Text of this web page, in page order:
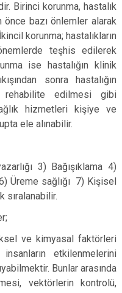
Urla
Bayraklı
Karabağlar
Birinci korunma, hastalık
bazı önlemler alarak
korunma; hastalıkların
teşhis edilerek
ise hastalığın klinik
sonra hastalığın
edilmesi gibi
hizmetleri kişiye ve
ele alınabilir.
3) Bağışıklama 4)
Üreme sağlığı 7) Kişisel
ve kimyasal faktörleri
etkilenmelerini
Bunlar arasında
vektörlerin kontrolü,